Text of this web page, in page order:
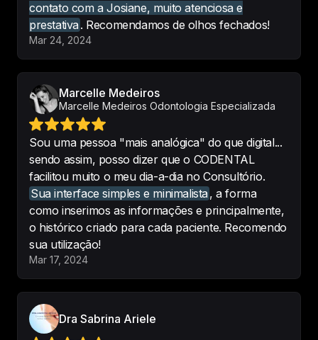
Super aprovado o sistema
CODENTAL! Facilitou muito minha
rotina clínica
tem todas as ferramentas que
deixarei mais de usá-lo.
Recomendo a todos os colegas.
- Keyla Querino
Saúde
Possuo 2 clinicas e abas eu
implantei o sistema Codental, ele é
simples de mexer e me traz uma
administração como para agenda
o app no celular também é ótimo...
contato com a Josiane, muito atenciosa e
prestativa . Recomendamos de olhos fechados!
Mar 24, 2024
Marcelle Medeiros
Marcelle Medeiros Odontologia Especializada
Sou uma pessoa "mais analógica" do que digital...
sendo assim, posso dizer que o CODENTAL
facilitou muito o meu dia-a-dia no Consultório.
Sua interface simples e minimalista , a forma
como inserimos as informações e principalmente,
o histórico criado para cada paciente. Recomendo
sua utilização!
Mar 17, 2024
Dra Sabrina Ariele